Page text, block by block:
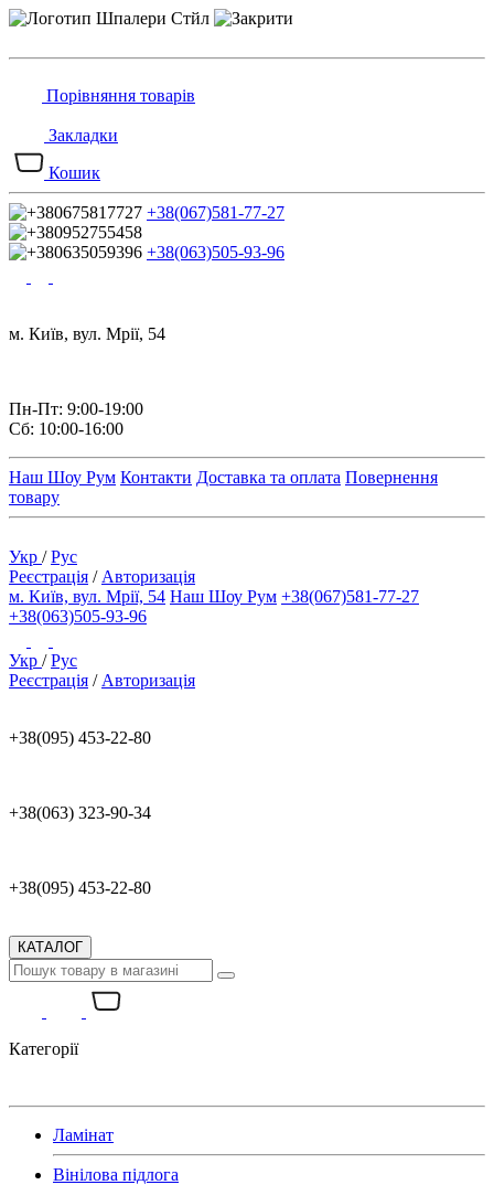
Порівняння товарів
Закладки
Кошик
+38(067)581-77-27
+38(063)505-93-96
м. Київ, вул. Мрії, 54
Пн-Пт: 9:00-19:00
Сб: 10:00-16:00
Наш Шоу Рум Контакти Доставка та оплата Повернення
товару
Укр /Рус
Реєстрація / Авторизація
м. Київ, вул. Мрії, 54 Наш Шоу Рум +38(067)581-77-27
+38(063)505-93-96
Укр /Рус
Реєстрація / Авторизація
+38(095) 453-22-80
+38(063) 323-90-34
+38(095) 453-22-80
КАТАЛОГ
Категорії
Ламінат
Вінілова підлога